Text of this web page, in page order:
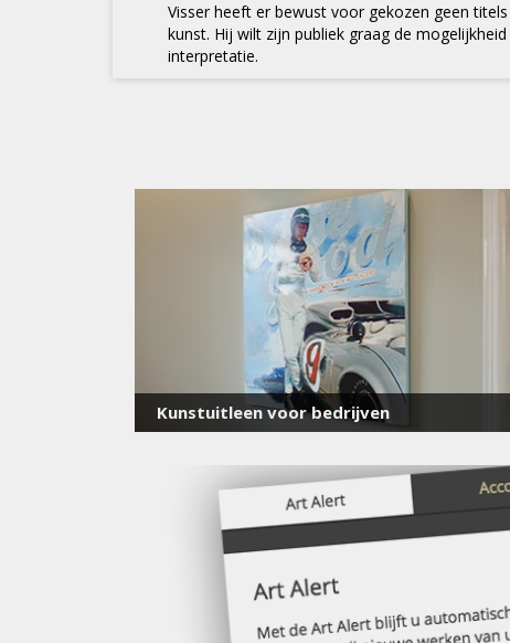
Visser heeft er bewust voor gekozen geen
kunst. Hij wilt zijn publiek graag de
interpretatie.
Kunstuitleen voor bedrijven